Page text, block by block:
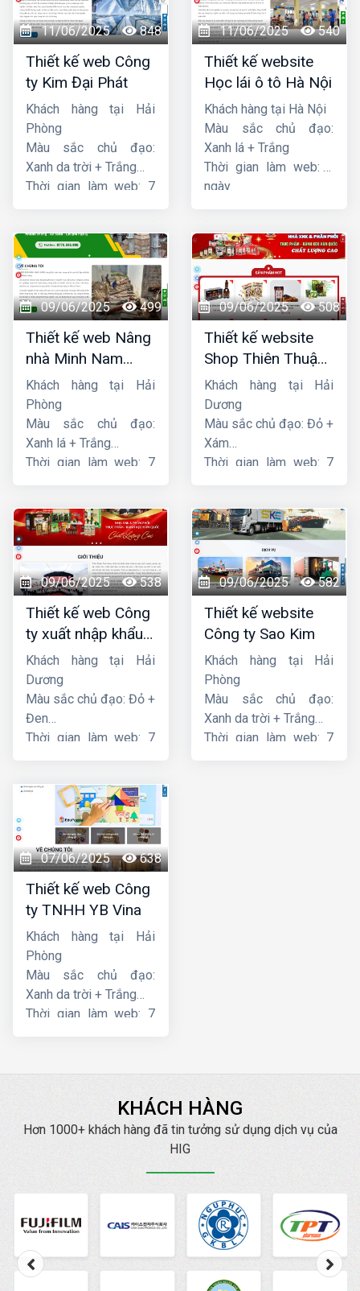
11/06/2025 848
Thiết kế web Công
ty Kim Đại Phát
Khách hàng tại Hải
Phòng
Màu sắc chủ đạo:
Xanh da trời + Trắng
Thời gian làm web: 7
11/06/2025 540
Thiết kế website
Học lái ô tô Hà Nội
Khách hàng tại Hà Nội
Màu sắc chủ đạo:
Xanh lá + Trắng
Thời gian làm web: 7
ngày
09/06/2025 499
Thiết kế web Nâng
nhà Minh Nam
Hoàng
Khách hàng tại Hải
Phòng
Màu sắc chủ đạo:
Xanh lá + Trắng
Thời gian làm web: 7
09/06/2025 508
Thiết kế website
Shop Thiên Thuận
Phát
Khách hàng tại Hải
Dương
Màu sắc chủ đạo: Đỏ +
Xám
Thời gian làm web: 7
09/06/2025 538
Thiết kế web Công
ty xuất nhập khẩu
Thiên Thuận Phát
Khách hàng tại Hải
Dương
Màu sắc chủ đạo: Đỏ +
Đen
Thời gian làm web: 7
09/06/2025 582
Thiết kế website
Công ty Sao Kim
Khách hàng tại Hải
Phòng
Màu sắc chủ đạo:
Xanh da trời + Trắng
Thời gian làm web: 7
07/06/2025 638
Thiết kế web Công
ty TNHH YB Vina
Khách hàng tại Hải
Phòng
Màu sắc chủ đạo:
Xanh da trời + Trắng
Thời gian làm web: 7
KHÁCH HÀNG
Hơn 1000+ khách hàng đã tin tưởng sử dụng dịch vụ của
HIG